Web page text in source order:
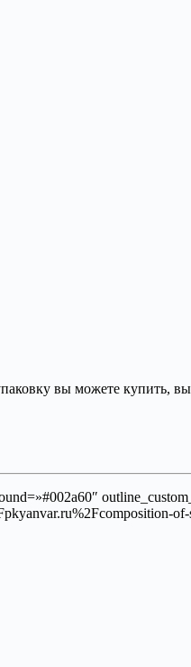
вы можете купить,